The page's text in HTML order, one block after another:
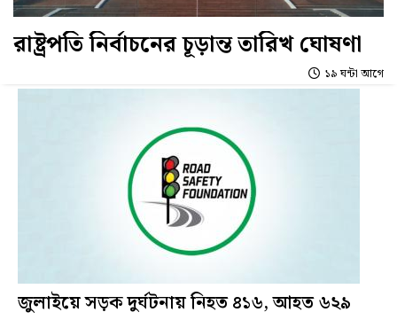
রাষ্ট্রপতি নির্বাচনের চূড়ান্ত তারিখ ঘোষণা
১৯ ঘন্টা আগে
জুলাইয়ে সড়ক দুর্ঘটনায় নিহত ৪১৬, আহত ৬২৯